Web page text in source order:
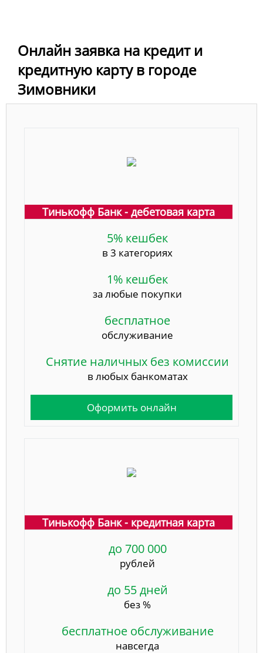
Онлайн заявка на кредит и
кредитную карту в городе
Зимовники
Тинькофф Банк - дебетовая карта
5% кешбек
в 3 категориях
1% кешбек
за любые покупки
бесплатное
обслуживание
Снятие наличных без комиссии
в любых банкоматах
Оформить онлайн
Тинькофф Банк - кредитная карта
до 700 000
рублей
до 55 дней
без %
бесплатное обслуживание
навсегда